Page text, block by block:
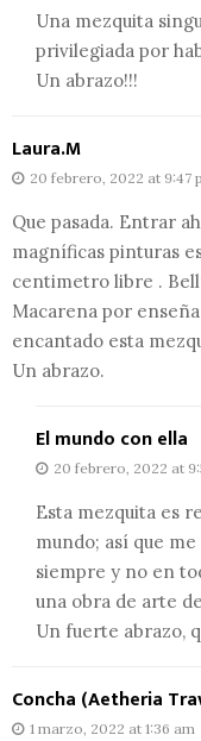
Una mezquita
privilegiada por
Un abrazo!!!
Laura.M
20 febrero, 2022 at 9:47
Que pasada. Entrar
magníficas pinturas
centimetro libre .
Macarena por
encantado esta
Un abrazo.
El mundo con ella
20 febrero, 2022 at
Esta mezquita es
mundo; así que
siempre y no en
una obra de arte
Un fuerte abrazo,
Concha (Aetheria
1 marzo, 2022 at 1:36 am